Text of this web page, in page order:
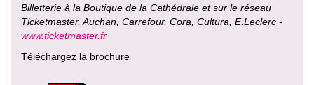
Billetterie à la Boutique de la Cathédrale et sur le réseau
Ticketmaster, Auchan, Carrefour, Cora, Cultura, E.Leclerc -
www.ticketmaster.fr
Téléchargez la brochure